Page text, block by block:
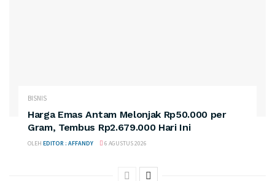
BISNIS
Harga Emas Antam Melonjak Rp50.000 per
Gram, Tembus Rp2.679.000 Hari Ini
OLEH EDITOR : AFFANDY 6 AGUSTUS 2026